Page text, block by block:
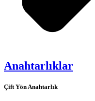
Anahtarlıklar
Çift Yön Anahtarlık